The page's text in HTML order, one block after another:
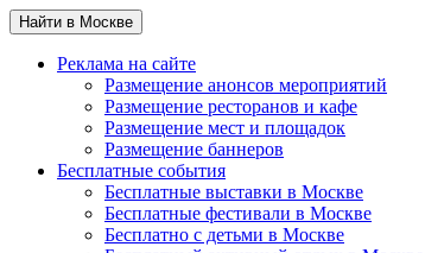
Найти в Москве
Реклама на сайте
Размещение анонсов мероприятий
Размещение ресторанов и кафе
Размещение мест и площадок
Размещение баннеров
Бесплатные события
Бесплатные выставки в Москве
Бесплатные фестивали в Москве
Бесплатно с детьми в Москве